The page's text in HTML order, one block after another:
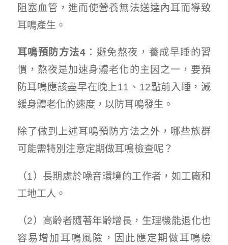
阻塞血管，進而使營養無法送達內耳而導致
耳鳴產生。
耳鳴預防方法4：避免熬夜，養成早睡的習
慣，熬夜是加速身體老化的主因之一，要預
防耳鳴應該盡早在晚上11、12點前入睡，減
緩身體老化的速度，以防耳鳴發生。
除了做到上述耳鳴預防方法之外，哪些族群
可能需特別注意定期做耳鳴檢查呢？
（1）長期處於噪音環境的工作者，如工廠和
工地工人。
（2）高齡者隨著年齡增長，生理機能退化也
容易增加耳鳴風險，因此應定期做耳鳴檢